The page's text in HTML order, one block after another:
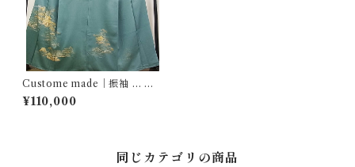
Custome made｜振袖 … 名
所風景文
¥110,000
同じカテゴリの商品